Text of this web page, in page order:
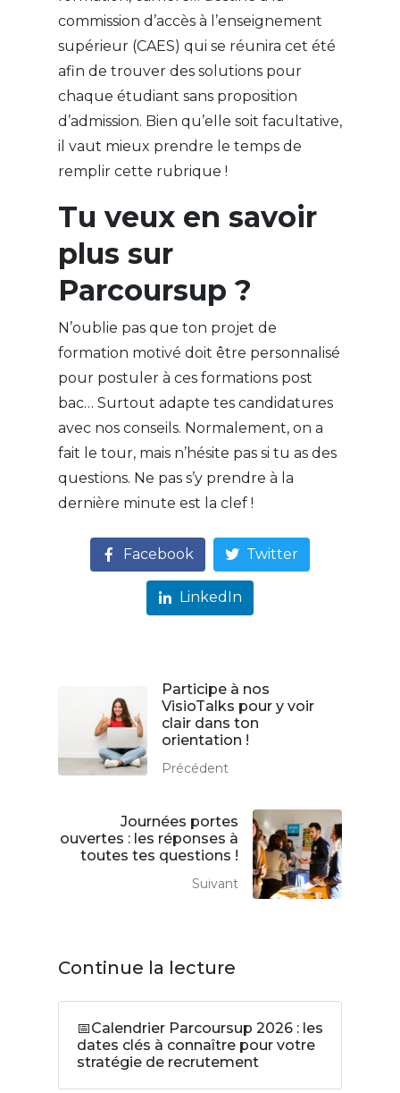
commission d’accès à l’enseignement
supérieur (CAES) qui se réunira cet été
afin de trouver des solutions pour
chaque étudiant sans proposition
d’admission. Bien qu’elle soit facultative,
il vaut mieux prendre le temps de
remplir cette rubrique !
Tu veux en savoir
plus sur
Parcoursup ?
N’oublie pas que ton projet de
formation motivé doit être personnalisé
pour postuler à ces formations post
bac… Surtout adapte tes candidatures
avec nos conseils. Normalement, on a
fait le tour, mais n’hésite pas si tu as des
questions. Ne pas s’y prendre à la
dernière minute est la clef !
Facebook Twitter
LinkedIn
Participe à nos
VisioTalks pour y voir
clair dans ton
orientation !
Précédent
Journées portes
ouvertes : les réponses à
toutes tes questions !
Suivant
Continue la lecture
📅Calendrier Parcoursup 2026 : les
dates clés à connaître pour votre
stratégie de recrutement